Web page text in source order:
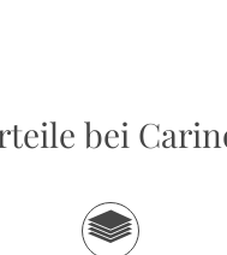
bei
g